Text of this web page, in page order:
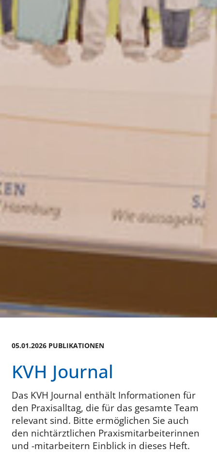
05.01.2026 PUBLIKATIONEN
KVH Journal
Das KVH Journal enthält Informationen für
den Praxisalltag, die für das gesamte Team
relevant sind. Bitte ermöglichen Sie auch
den nichtärztlichen Praxismitarbeiterinnen
und -mitarbeitern Einblick in dieses Heft.